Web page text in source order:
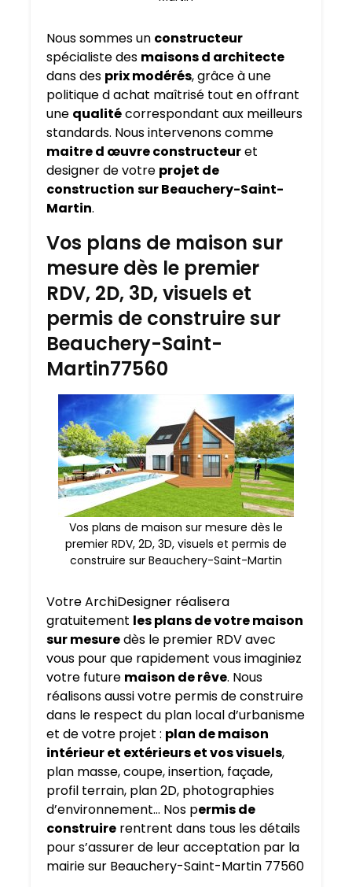
Nous sommes un constructeur
spécialiste des maisons d architecte
dans des prix modérés, grâce à une
politique d achat maîtrisé tout en offrant
une qualitécorrespondant aux meilleurs
standards. Nous intervenons comme
maitre d œuvre constructeuret
designer de votre projet de
construction sur Beauchery-Saint-
Martin.
Vos plans de maison sur
mesure dès le premier
RDV, 2D, 3D, visuels et
permis de construire sur
Beauchery-Saint-
Martin77560
Vos plans de maison sur mesure dès le
premier RDV, 2D, 3D, visuels et permis de
construire sur Beauchery-Saint-Martin
Votre ArchiDesigner réalisera
gratuitement les plans de votre maison
sur mesuredès le premier RDV avec
vous pour que rapidement vous imaginiez
votre future maison de rêve. Nous
réalisons aussi votre permis de construire
dans le respect du plan local d’urbanisme
et de votre projet : plan de maison
intérieur et extérieurs et vos visuels,
plan masse, coupe, insertion, façade,
profil terrain, plan 2D, photographies
d’environnement… Nos permis de
construire rentrent dans tous les détails
pour s’assurer de leur acceptation par la
mairie sur Beauchery-Saint-Martin 77560